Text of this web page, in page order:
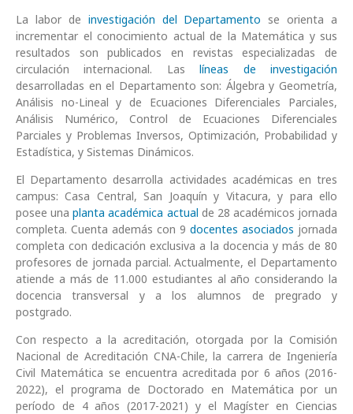
La labor de investigación del Departamento se orienta a
incrementar el conocimiento actual de la Matemática y sus
resultados son publicados en revistas especializadas de
circulación internacional. Laslíneas de investigación
desarrolladas en el Departamento son: Álgebra y Geometría,
Análisis no-Lineal y de Ecuaciones Diferenciales Parciales,
Análisis Numérico, Control de Ecuaciones Diferenciales
Parciales y Problemas Inversos, Optimización, Probabilidad y
Estadística, y Sistemas Dinámicos.
El Departamento desarrolla actividades académicas en tres
campus: Casa Central, San Joaquín y Vitacura, y para ello
posee unaplanta académica actual de 28 académicos jornada
completa. Cuenta además con 9 docentes asociados jornada
completa con dedicación exclusiva a la docencia y más de 80
profesores de jornada parcial. Actualmente, el Departamento
atiende a más de 11.000 estudiantes al año considerando la
docencia transversal y a los alumnos de pregrado y
postgrado.
Con respecto a la acreditación, otorgada por la Comisión
Nacional de Acreditación CNA-Chile, la carrera de Ingeniería
Civil Matemática se encuentra acreditada por 6 años (2016-
2022), el programa de Doctorado en Matemática por un
período de 4 años (2017-2021) y el Magíster en Ciencias